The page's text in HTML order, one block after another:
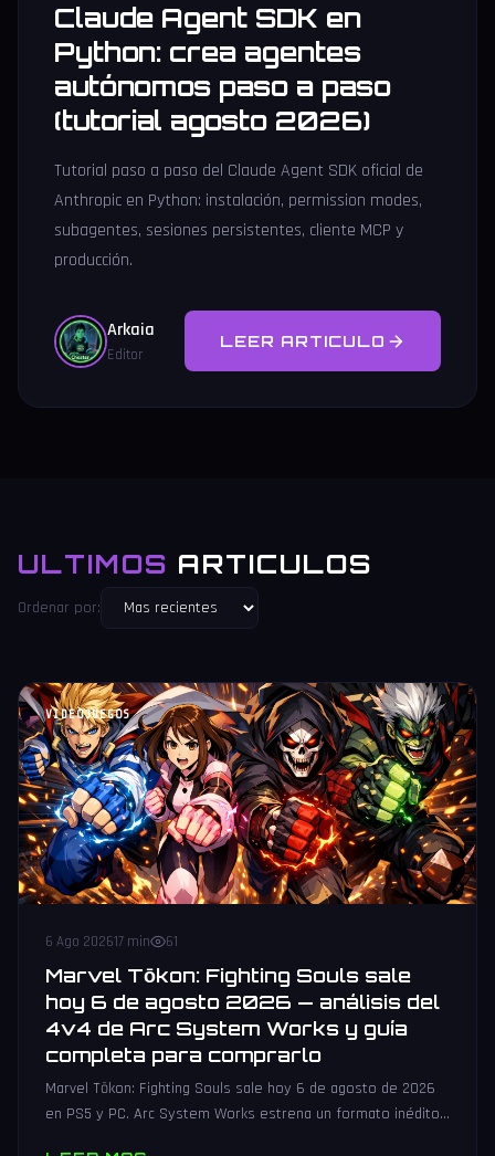
Claude Agent SDK en
Python: crea agentes
autónomos paso a paso
(tutorial agosto 2026)
Tutorial paso a paso del Claude Agent SDK oficial de
Anthropic en Python: instalación, permission modes,
subagentes, sesiones persistentes, cliente MCP y
producción.
Arkaia
Editor
LEER ARTICULO
ULTIMOS ARTICULOS
Ordenar por:
VIDEOJUEGOS
6 Ago 202617 min 61
Marvel Tōkon: Fighting Souls sale
hoy 6 de agosto 2026 — análisis del
4v4 de Arc System Works y guía
completa para comprarlo
Marvel Tōkon: Fighting Souls sale hoy 6 de agosto de 2026
en PS5 y PC. Arc System Works estrena un formato inédito